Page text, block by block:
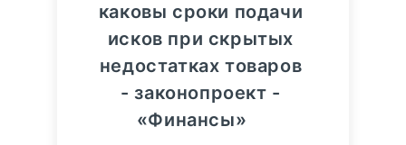
каковы сроки подачи
исков при скрытых
недостатках товаров
- законопроект -
«Финансы»